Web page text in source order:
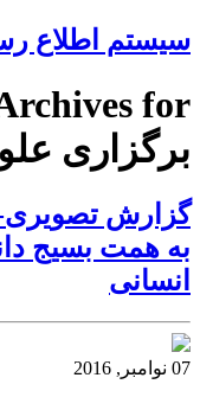
سیستم اطلاع
برگزاری
گزارش تصویری-
به همت بسیج
انسانی
07 نوامبر, 2016